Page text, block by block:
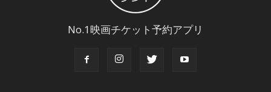
No.1映画チケット予約アプリ